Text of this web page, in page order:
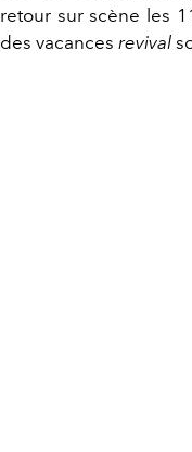
retour sur scène les
des vacances revival